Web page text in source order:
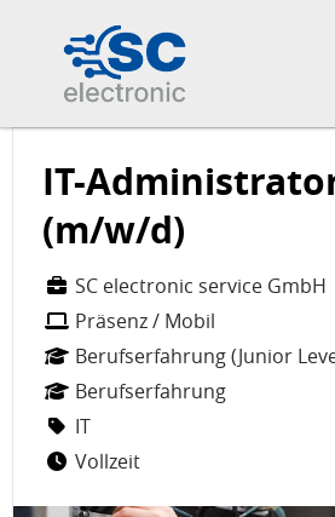
IT-
(m/w/d)
SC electronic service GmbH
Präsenz / Mobil
Berufserfahrung (Junior
Berufserfahrung
IT
Vollzeit